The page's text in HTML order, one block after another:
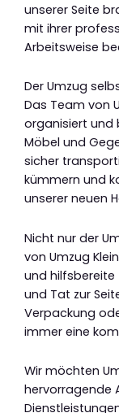
unserer Seite
mit ihrer
Arbeitsweise
Der Umzug
Das Team von
organisiert und
Möbel und
sicher
kümmern und
unserer neuen
Nicht nur der
von Umzug
und hilfsbereite
und Tat zur
Verpackung
immer eine
Wir möchten
hervorragende